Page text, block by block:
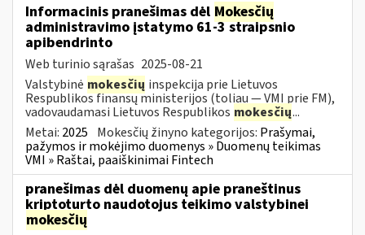
Informacinis pranešimas dėl Mokesčių
administravimo įstatymo 61-3 straipsnio
apibendrinto
Web turinio sąrašas 2025-08-21
Valstybinė mokesčių inspekcija prie Lietuvos
Respublikos finansų ministerijos (toliau — VMI prie FM),
vadovaudamasi Lietuvos Respublikos mokesčių...
Metai: 2025 Mokesčių žinyno kategorijos: Prašymai,
pažymos ir mokėjimo duomenys » Duomenų teikimas
VMI » Raštai, paaiškinimai Fintech
pranešimas dėl duomenų apie praneštinus
kriptoturto naudotojus teikimo valstybinei
mokesčių